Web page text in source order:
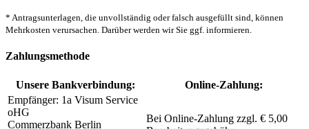
* Antragsunterlagen, die unvollständig oder falsch ausgefüllt sind, können
Mehrkosten verursachen. Darüber werden wir Sie ggf. informieren.
Zahlungsmethode
Unsere Bankverbindung:
Online-Zahlung:
Empfänger: 1a Visum Service
oHG
Commerzbank Berlin
Bei Online-Zahlung zzgl. € 5,00